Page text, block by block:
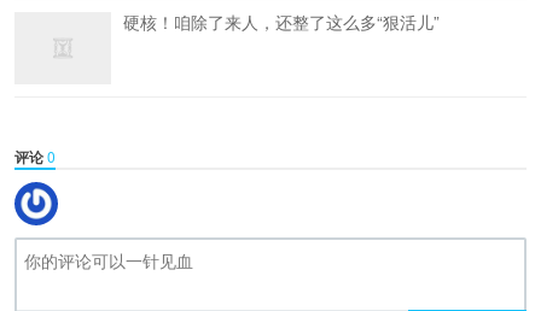
硬核！咱除了来人，还整了这么多“狠活儿”
评论0